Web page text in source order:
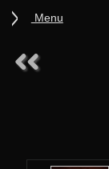
Menu
Podzimní 2026